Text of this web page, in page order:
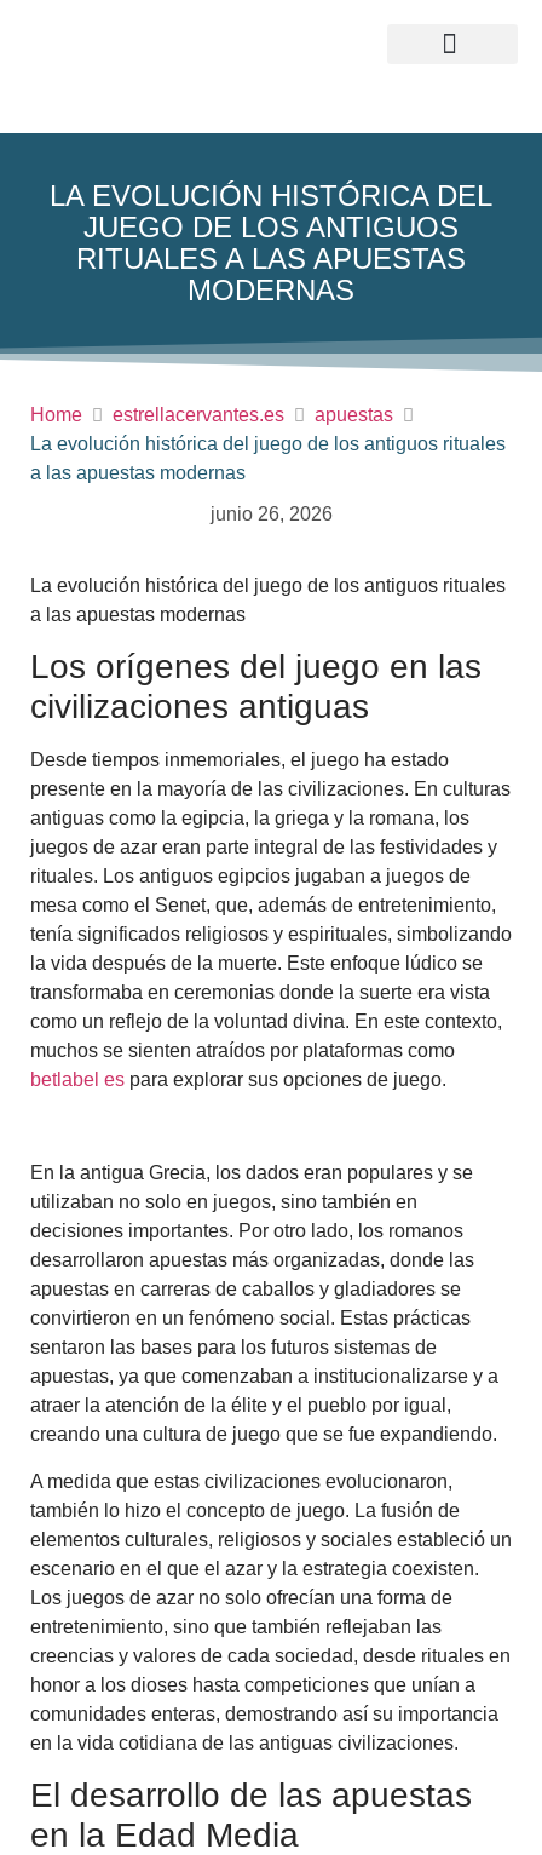
LA EVOLUCIÓN HISTÓRICA DEL
JUEGO DE LOS ANTIGUOS
RITUALES A LAS APUESTAS
MODERNAS
Home estrellacervantes.es
apuestas
La evolución histórica del juego de los antiguos rituales
a las apuestas modernas
junio 26, 2026
La evolución histórica del juego de los antiguos rituales
a las apuestas modernas
Los orígenes del juego en las
civilizaciones antiguas
Desde tiempos inmemoriales, el juego ha estado
presente en la mayoría de las civilizaciones. En culturas
antiguas como la egipcia, la griega y la romana, los
juegos de azar eran parte integral de las festividades y
rituales. Los antiguos egipcios jugaban a juegos de
mesa como el Senet, que, además de entretenimiento,
tenía significados religiosos y espirituales, simbolizando
la vida después de la muerte. Este enfoque lúdico se
transformaba en ceremonias donde la suerte era vista
como un reflejo de la voluntad divina. En este contexto,
muchos se sienten atraídos por plataformas como
betlabel es para explorar sus opciones de juego.
En la antigua Grecia, los dados eran populares y se
utilizaban no solo en juegos, sino también en
decisiones importantes. Por otro lado, los romanos
desarrollaron apuestas más organizadas, donde las
apuestas en carreras de caballos y gladiadores se
convirtieron en un fenómeno social. Estas prácticas
sentaron las bases para los futuros sistemas de
apuestas, ya que comenzaban a institucionalizarse y a
atraer la atención de la élite y el pueblo por igual,
creando una cultura de juego que se fue expandiendo.
A medida que estas civilizaciones evolucionaron,
también lo hizo el concepto de juego. La fusión de
elementos culturales, religiosos y sociales estableció un
escenario en el que el azar y la estrategia coexisten.
Los juegos de azar no solo ofrecían una forma de
entretenimiento, sino que también reflejaban las
creencias y valores de cada sociedad, desde rituales en
honor a los dioses hasta competiciones que unían a
comunidades enteras, demostrando así su importancia
en la vida cotidiana de las antiguas civilizaciones.
El desarrollo de las apuestas
en la Edad Media